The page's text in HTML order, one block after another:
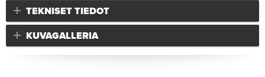
TEKNISET TIEDOT
KUVAGALLERIA